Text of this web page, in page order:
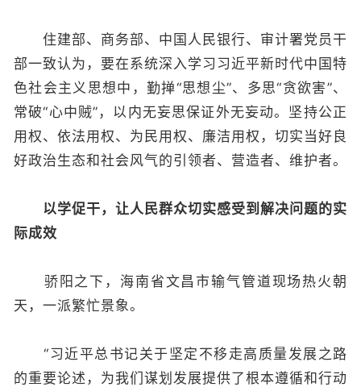
住建部、商务部、中国人民银行、审计署党员干
部一致认为，要在系统深入学习习近平新时代中国特
色社会主义思想中，勤掸“思想尘”、多思“贪欲害”、
常破“心中贼”，以内无妄思保证外无妄动。坚持公正
用权、依法用权、为民用权、廉洁用权，切实当好良
好政治生态和社会风气的引领者、营造者、维护者。
以学促干，让人民群众切实感受到解决问题的实
际成效
骄阳之下，海南省文昌市输气管道现场热火朝
天，一派繁忙景象。
“习近平总书记关于坚定不移走高质量发展之路
的重要论述，为我们谋划发展提供了根本遵循和行动